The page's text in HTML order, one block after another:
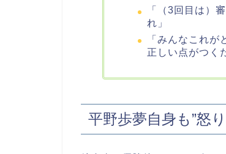
「（3回目は）
れ」
「みんなこれ
正しい点がつく
平野歩夢自身も”怒り